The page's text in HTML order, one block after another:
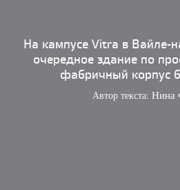
Дизайн
Иностранцы в России
Книги
Наследие
На кампусе Vitra в Вайле-
очередное здание по
фабричный корпус
Автор текста: Нина